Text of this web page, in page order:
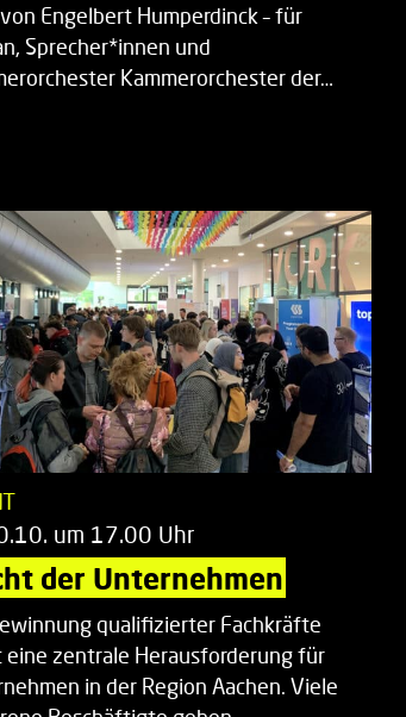
Engelbert Humperdinck – für
Sprecher*innen und
Kammerorchester der…
um 17.00 Uhr
der Unternehmen
qualifizierter Fachkräfte
eine zentrale Herausforderung für
in der Region Aachen. Viele